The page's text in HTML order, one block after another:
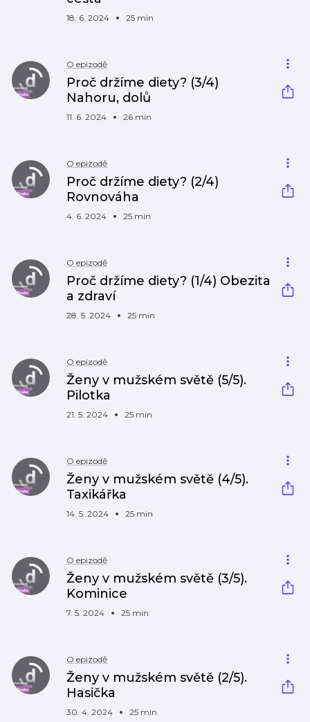
18. 6. 2024 25 min
O epizodě
Proč držíme diety? (3/4)
Nahoru, dolů
11. 6. 2024 26 min
O epizodě
Proč držíme diety? (2/4)
Rovnováha
4. 6. 2024 25 min
O epizodě
Proč držíme diety? (1/4) Obezita
a zdraví
28. 5. 2024 25 min
O epizodě
Ženy v mužském světě (5/5).
Pilotka
21. 5. 2024 25 min
O epizodě
Ženy v mužském světě (4/5).
Taxikářka
14. 5. 2024 25 min
O epizodě
Ženy v mužském světě (3/5).
Kominice
7. 5. 2024 25 min
O epizodě
Ženy v mužském světě (2/5).
Hasička
30. 4. 2024 25 min